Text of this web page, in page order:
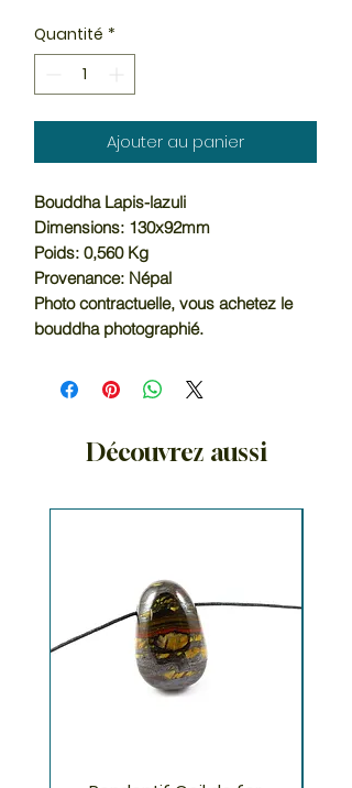
Quantité *
Ajouter au panier
Bouddha Lapis-lazuli
Dimensions: 130x92mm
Poids: 0,560 Kg
Provenance: Népal
Photo contractuelle, vous achetez le
bouddha photographié.
Découvrez aussi